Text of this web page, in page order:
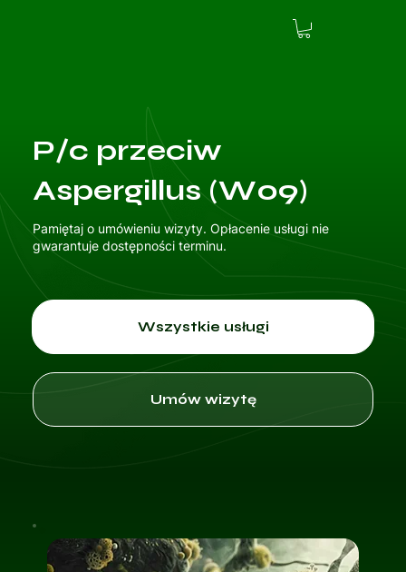
P/c przeciw
Aspergillus (W09)
Pamiętaj o umówieniu wizyty. Opłacenie usługi nie
gwarantuje dostępności terminu.
Wszystkie usługi
Umów wizytę